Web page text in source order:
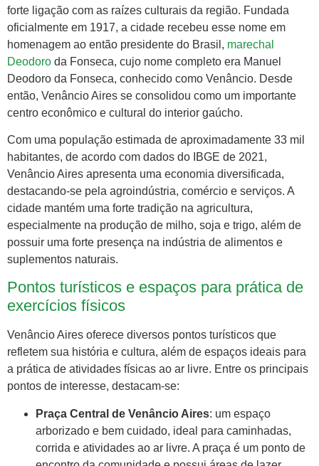
forte ligação com as raízes culturais da região. Fundada
oficialmente em 1917, a cidade recebeu esse nome em
homenagem ao então presidente do Brasil, marechal
Deodoro da Fonseca, cujo nome completo era Manuel
Deodoro da Fonseca, conhecido como Venâncio. Desde
então, Venâncio Aires se consolidou como um importante
centro econômico e cultural do interior gaúcho.
Com uma população estimada de aproximadamente 33 mil
habitantes, de acordo com dados do IBGE de 2021,
Venâncio Aires apresenta uma economia diversificada,
destacando-se pela agroindústria, comércio e serviços. A
cidade mantém uma forte tradição na agricultura,
especialmente na produção de milho, soja e trigo, além de
possuir uma forte presença na indústria de alimentos e
suplementos naturais.
Pontos turísticos e espaços para prática de
exercícios físicos
Venâncio Aires oferece diversos pontos turísticos que
refletem sua história e cultura, além de espaços ideais para
a prática de atividades físicas ao ar livre. Entre os principais
pontos de interesse, destacam-se:
Praça Central de Venâncio Aires: um espaço
arborizado e bem cuidado, ideal para caminhadas,
corrida e atividades ao ar livre. A praça é um ponto de